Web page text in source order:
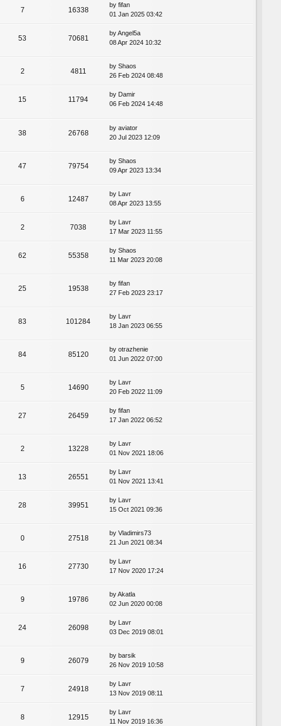
7 16338
by fifan
01 Jan 2025 03:42
53 70681
byAngel5a
08 Apr 2024 10:32
2 4811
by Shaos
26 Feb 2024 08:48
15 11794
by Damir
06 Feb 2024 14:48
38 26768
by aviator
20 Jul 2023 12:09
47 79754
by Shaos
09 Apr 2023 13:34
6 12487
by Lavr
08 Apr 2023 13:55
2 7038
by Lavr
17 Mar 2023 11:55
62 55358
by Shaos
11 Mar 2023 20:08
25 19538
by fifan
27 Feb 2023 23:17
83 101284
by Lavr
18 Jan 2023 06:55
84 85120
by otrazhenie
01 Jun 2022 07:00
5 14690
by Lavr
20 Feb 2022 11:09
27 26459
by fifan
17 Jan 2022 06:52
2 13228
by Lavr
01 Nov 2021 18:06
13 26551
by Lavr
01 Nov 2021 13:41
28 39951
by Lavr
15 Oct 2021 09:36
0 27518
by Vladimirs73
21 Jun 2021 08:34
16 27730
by
Lavr
17 Nov 2020 17:24
9 19786
byAkatla
02 Jun 2020 00:08
24 26098
by
Lavr
03 Dec 2019 08:01
9 26079
by barsik
26 Nov 2019 10:58
7 24918
by Lavr
13 Nov 2019 08:11
8 12915
by Lavr
11 Nov 2019 16:36